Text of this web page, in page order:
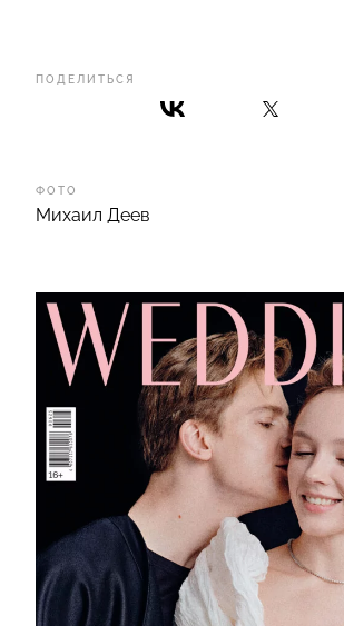
ПОДЕЛИТЬСЯ
ФОТО
Михаил Деев